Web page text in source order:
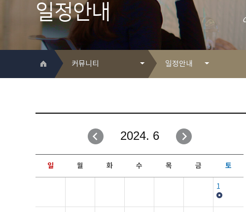
일정안내
커뮤니티
취업성공지원과
창업지원·교육센터
현장실습/IPP사업단
커뮤니티
일정안내
자유게시판
일정안내
보도자료
행사갤러리
2024. 6
일 월 화 수 목 금 토
1